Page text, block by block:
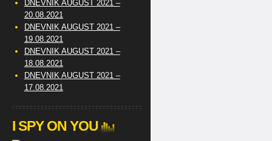
DNEVNIK AUGUST 2021 –
20.08.2021
DNEVNIK AUGUST 2021 –
19.08.2021
DNEVNIK AUGUST 2021 –
18.08.2021
DNEVNIK AUGUST 2021 –
17.08.2021
I SPY ON YOU